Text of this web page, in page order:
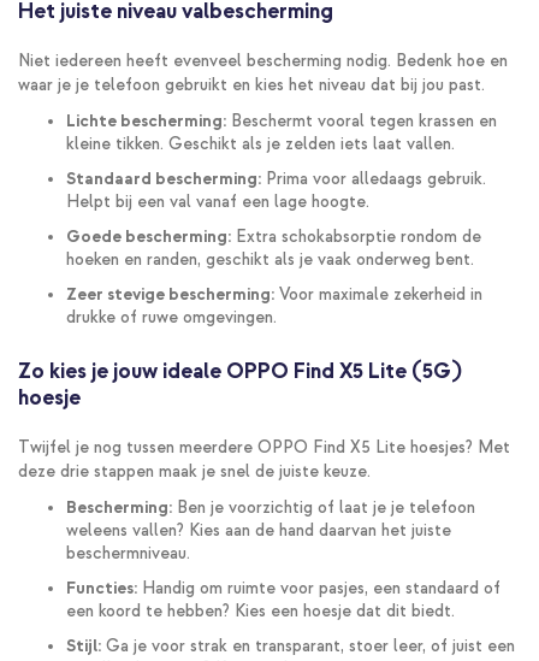
Het juiste niveau valbescherming
Niet iedereen heeft evenveel bescherming nodig. Bedenk hoe en
waar je je telefoon gebruikt en kies het niveau dat bij jou past.
Lichte bescherming: Beschermt vooral tegen krassen en
kleine tikken. Geschikt als je zelden iets laat vallen.
Standaard bescherming: Prima voor alledaags gebruik.
Helpt bij een val vanaf een lage hoogte.
Goede bescherming: Extra schokabsorptie rondom de
hoeken en randen, geschikt als je vaak onderweg bent.
Zeer stevige bescherming: Voor maximale zekerheid in
drukke of ruwe omgevingen.
Zo kies je jouw ideale OPPO Find X5 Lite (5G)
hoesje
Twijfel je nog tussen meerdere OPPO Find X5 Lite hoesjes? Met
deze drie stappen maak je snel de juiste keuze.
Bescherming: Ben je voorzichtig of laat je je telefoon
weleens vallen? Kies aan de hand daarvan het juiste
beschermniveau.
Functies: Handig om ruimte voor pasjes, een standaard of
een koord te hebben? Kies een hoesje dat dit biedt.
Stijl: Ga je voor strak en transparant, stoer leer, of juist een